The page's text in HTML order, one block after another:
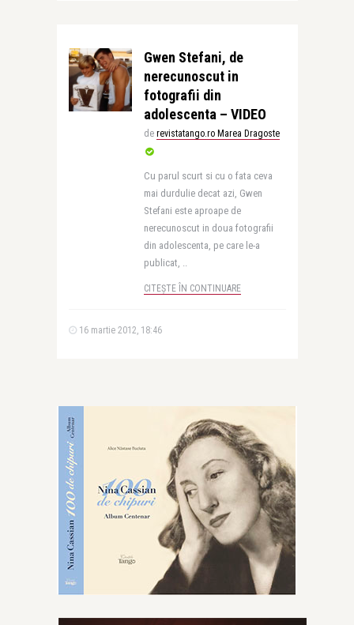
Gwen Stefani, de
nerecunoscut in
fotografii din
adolescenta – VIDEO
de revistatango.ro Marea Dragoste
Cu parul scurt si cu o fata ceva
mai durdulie decat azi, Gwen
Stefani este aproape de
nerecunoscut in doua fotografii
din adolescenta, pe care le-a
publicat, ..
CITEȘTE ÎN CONTINUARE
16 martie 2012, 18:46